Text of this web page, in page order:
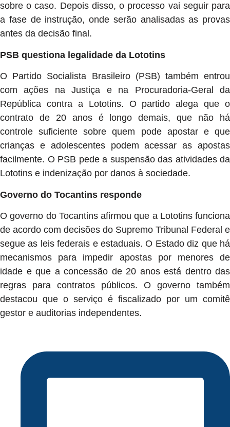
sobre o caso. Depois disso, o processo vai seguir para
a fase de instrução, onde serão analisadas as provas
antes da decisão final.
PSB questiona legalidade da Lototins
O Partido Socialista Brasileiro (PSB) também entrou
com ações na Justiça e na Procuradoria-Geral da
República contra a Lototins. O partido alega que o
contrato de 20 anos é longo demais, que não há
controle suficiente sobre quem pode apostar e que
crianças e adolescentes podem acessar as apostas
facilmente. O PSB pede a suspensão das atividades da
Lototins e indenização por danos à sociedade.
Governo do Tocantins responde
O governo do Tocantins afirmou que a Lototins funciona
de acordo com decisões do Supremo Tribunal Federal e
segue as leis federais e estaduais. O Estado diz que há
mecanismos para impedir apostas por menores de
idade e que a concessão de 20 anos está dentro das
regras para contratos públicos. O governo também
destacou que o serviço é fiscalizado por um comitê
gestor e auditorias independentes.